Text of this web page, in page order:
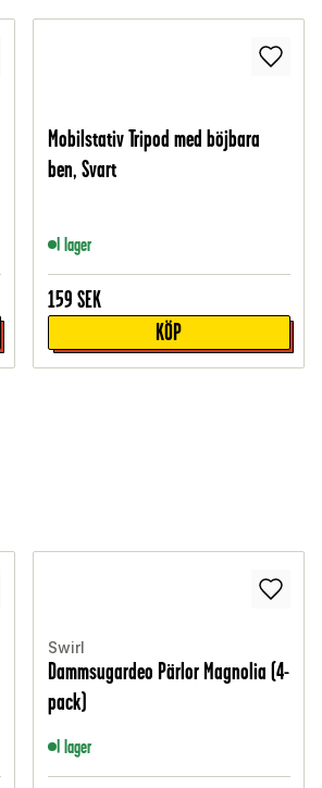
Mobilstativ Tripod med böjbara
ben, Svart
I lager
159 SEK
KÖP
Swirl
Dammsugardeo Pärlor Magnolia (4-
pack)
I lager